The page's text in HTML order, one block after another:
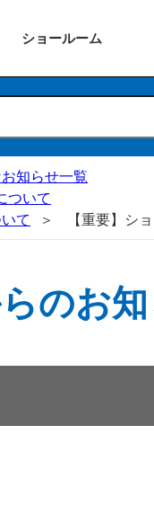
ショールーム
知らせ一覧
ついて
て
【重要】シ
のお